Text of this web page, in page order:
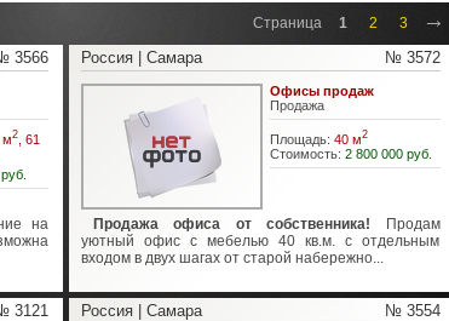
Страница 1 2 3 →
3566
м2, 61
на
Россия | Самара № 3572
Офисы продаж
Продажа
Площадь: 40 м2
Стоимость: 2 800 000 руб.
Продажа офиса от собственника! Продам
уютный офис с мебелью 40 кв.м. с отдельным
входом в двух шагах от старой набережно...
3121 Россия | Самара № 3554